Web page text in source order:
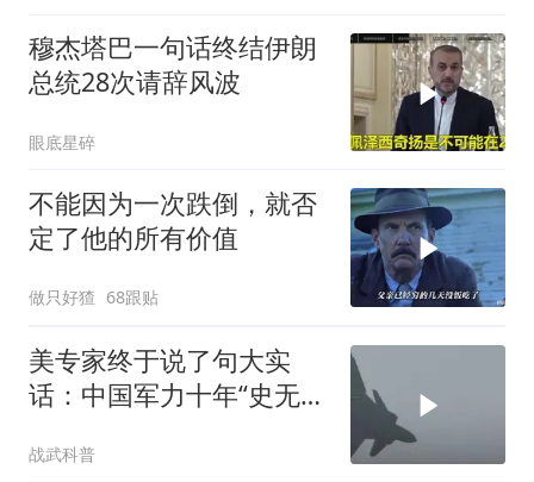
穆杰塔巴一句话终结伊朗
总统28次请辞风波
眼底星碎
不能因为一次跌倒，就否
定了他的所有价值
做只好猹 68跟贴
美专家终于说了句大实
话：中国军力十年“史无前
住了
战武科普